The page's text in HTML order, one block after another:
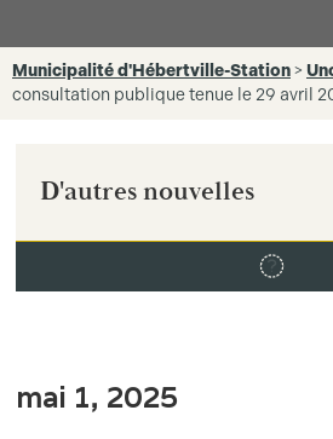
Municipalité d'Hébertville-Station>
consultation publique tenue le 29 avril
D'autres nouvelles
mai 1, 2025